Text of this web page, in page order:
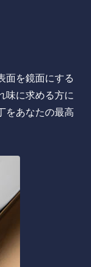
面を鏡面にする
味に求める方に
をあなたの最高